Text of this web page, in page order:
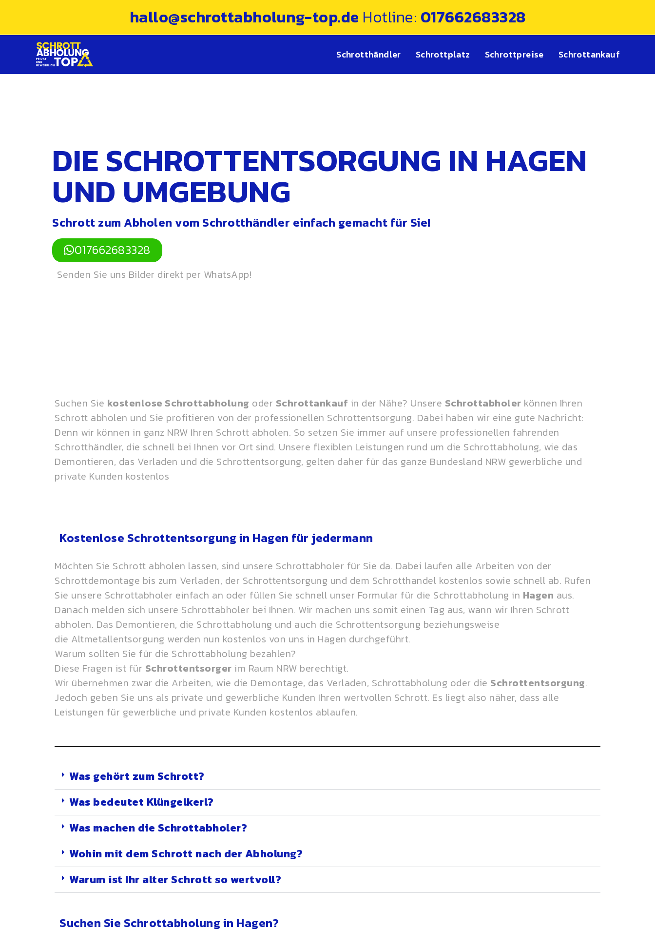
hallo@schrottabholung-top.de Hotline: 017662683328
Schrotthändler Schrottplatz Schrottpreise Schrottankauf
DIE SCHROTTENTSORGUNG IN HAGEN
UND UMGEBUNG
Schrott zum Abholen vom Schrotthändler einfach gemacht für Sie!
017662683328
Senden Sie uns Bilder direkt per WhatsApp!
Suchen Sie kostenlose Schrottabholung oder Schrottankauf in der Nähe? Unsere Schrottabholer können Ihren
Schrott abholen und Sie profitieren von der professionellen Schrottentsorgung. Dabei haben wir eine gute Nachricht:
Denn wir können in ganz NRW Ihren Schrott abholen. So setzen Sie immer auf unsere professionellen fahrenden
Schrotthändler, die schnell bei Ihnen vor Ort sind. Unsere flexiblen Leistungen rund um die Schrottabholung, wie das
Demontieren, das Verladen und die Schrottentsorgung, gelten daher für das ganze Bundesland NRW gewerbliche und
private Kunden kostenlos
Kostenlose Schrottentsorgung in Hagen für jedermann
Möchten Sie Schrott abholen lassen, sind unsere Schrottabholer für Sie da. Dabei laufen alle Arbeiten von der
Schrottdemontage bis zum Verladen, der Schrottentsorgung und dem Schrotthandel kostenlos sowie schnell ab. Rufen
Sie unsere Schrottabholer einfach an oder füllen Sie schnell unser Formular für die Schrottabholung in Hagen aus.
Danach melden sich unsere Schrottabholer bei Ihnen. Wir machen uns somit einen Tag aus, wann wir Ihren Schrott
abholen. Das Demontieren, die Schrottabholung und auch die Schrottentsorgung beziehungsweise
die Altmetallentsorgung werden nun kostenlos von uns in Hagen durchgeführt.
Warum sollten Sie für die Schrottabholung bezahlen?
Diese Fragen ist für Schrottentsorger im Raum NRW berechtigt.
Wir übernehmen zwar die Arbeiten, wie die Demontage, das Verladen, Schrottabholung oder die Schrottentsorgung.
Jedoch geben Sie uns als private und gewerbliche Kunden Ihren wertvollen Schrott. Es liegt also näher, dass alle
Leistungen für gewerbliche und private Kunden kostenlos ablaufen.
Was gehört zum Schrott?
Was bedeutet Klüngelkerl?
Was machen die Schrottabholer?
Wohin mit dem Schrott nach der Abholung?
Warum ist Ihr alter Schrott so wertvoll?
Suchen Sie Schrottabholung in Hagen?